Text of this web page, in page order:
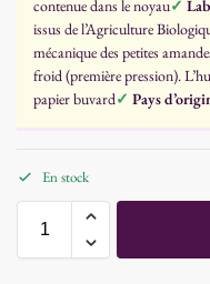
contenue dans le noyau✓
issus de l’Agriculture
mécanique des petites
froid (première pression).
papier buvard✓ Pays
En stock